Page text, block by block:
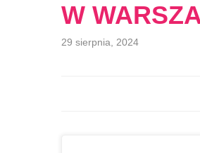
W
29 sierpnia, 2024